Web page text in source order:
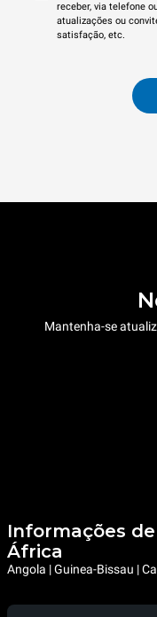
receber, via telefone
atualizações ou
satisfação, etc.
Mantenha-se
Informações
África
Angola | Guinea-Bissau |